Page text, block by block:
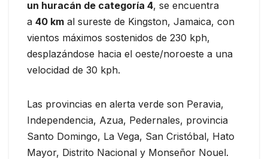
un huracán de categoría 4, se encuentra
a 40 km al sureste de Kingston, Jamaica, con
vientos máximos sostenidos de 230 kph,
desplazándose hacia el oeste/noroeste a una
velocidad de 30 kph.
Las provincias en alerta verde son Peravia,
Independencia, Azua, Pedernales, provincia
Santo Domingo, La Vega, San Cristóbal, Hato
Mayor, Distrito Nacional y Monseñor Nouel.